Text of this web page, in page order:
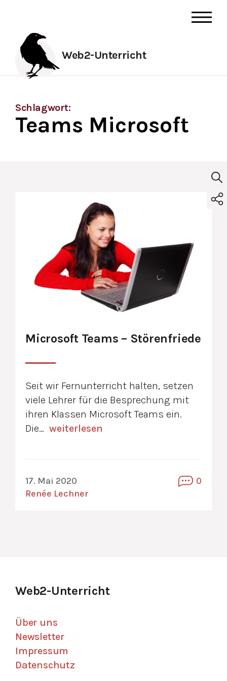
Web2-Unterricht
Schlagwort:
Teams Microsoft
Microsoft Teams – Störenfriede
Seit wir Fernunterricht halten, setzen
viele Lehrer für die Besprechung mit
ihren Klassen Microsoft Teams ein.
Die… weiterlesen
17. Mai 2020
Renée Lechner
0
Web2-Unterricht
Über uns
Newsletter
Impressum
Datenschutz